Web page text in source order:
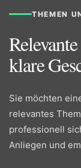
THEMEN
klare
Sie möchten
relevantes
professionell
Anliegen und